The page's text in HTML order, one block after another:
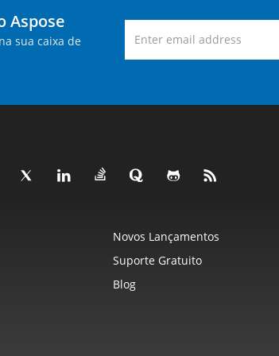
Aspose
sua caixa de
Novos Lançamentos
Suporte Gratuito
Blog